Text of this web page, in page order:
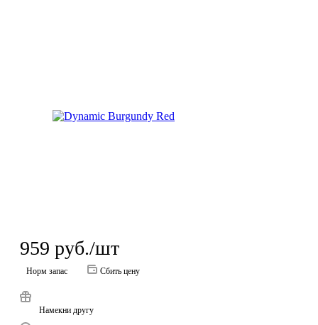
959 руб./шт
Норм запас Сбить цену
Намекни другу